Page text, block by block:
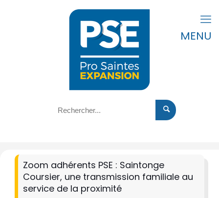
MENU
Zoom adhérents PSE : Saintonge
Coursier, une transmission familiale au
service de la proximité